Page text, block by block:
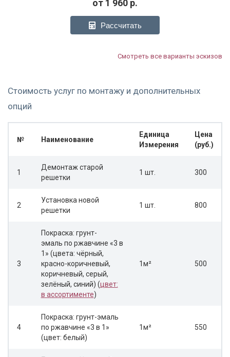
от 1 960 р.
Рассчитать
Смотреть все варианты эскизов
Стоимость услуг по монтажу и дополнительных
опций
№ Наименование
Единица
Измерения
Цена
(руб.)
1
Демонтаж старой
решетки
1 шт. 300
2
Установка новой
решетки
1 шт. 800
3
Покраска: грунт-
эмаль по ржавчине «3 в
1» (цвета: чёрный,
красно-коричневый,
коричневый, серый,
зелёный, синий) (цвет:
в ассортименте)
1м² 500
4
Покраска: грунт-эмаль
по ржавчине «3 в 1»
(цвет: белый)
1м² 550